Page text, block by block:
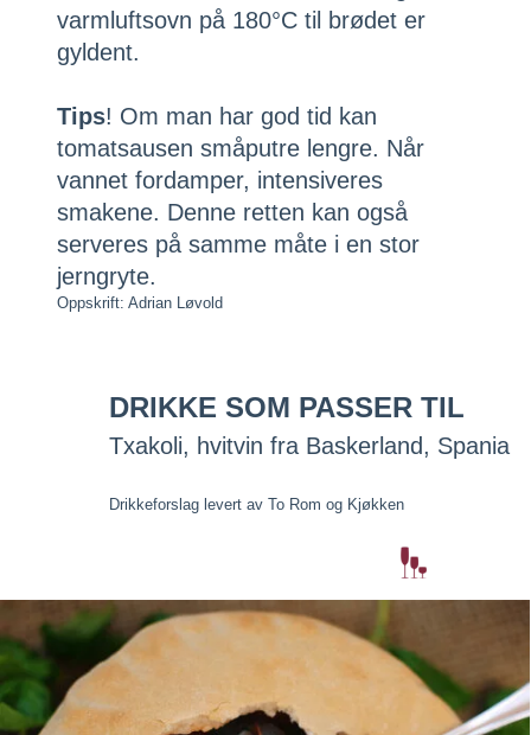
varmluftsovn på 180°C til brødet er
gyldent.
Tips! Om man har god tid kan
tomatsausen småputre lengre. Når
vannet fordamper, intensiveres
smakene. Denne retten kan også
serveres på samme måte i en stor
jerngryte.
Oppskrift: Adrian Løvold
DRIKKE SOM PASSER TIL
Txakoli, hvitvin fra Baskerland, Spania
Drikkeforslag levert av To Rom og Kjøkken